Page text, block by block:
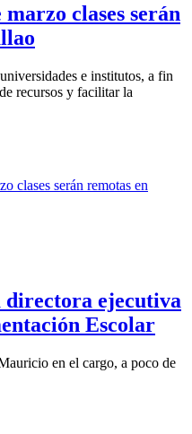
clases serán
e institutos, a fin
recursos y facilitar la
directora ejecutiva
Escolar
en el cargo, a poco de